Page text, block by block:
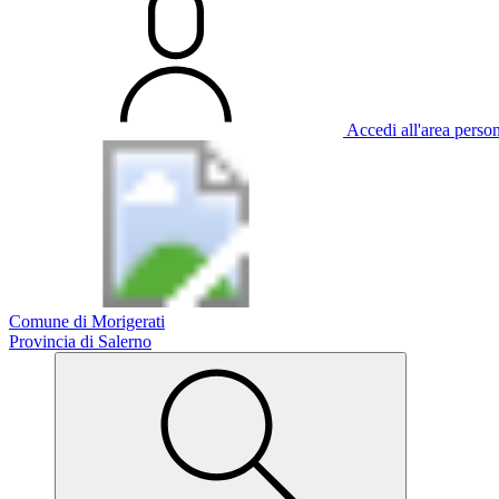
Accedi all'area
Comune di Morigerati
Provincia di Salerno